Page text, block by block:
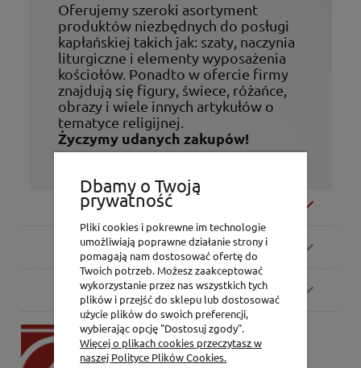
Oferujemy szeroki asortyment
produktów niezbędnych do posługi
kapłańskiej takich jak: szaty, naczynia
liturgiczne i elementy wyposażenia
kościołów. Ponadto w ofercie firmy
znajdują się figury, świece, różańce,
obrazy i wiele innych artykułów o
tematyce religijnej.
Życzymy udanych zakupów!
Moje konto
Zamówienia
Pomoc
P.H. Jakóbczak
Dorota Jakóbczak
Dbamy o Twoją
prywatność
Pliki cookies i pokrewne im technologie
umożliwiają poprawne działanie strony i
pomagają nam dostosować ofertę do
Twoich potrzeb. Możesz zaakceptować
wykorzystanie przez nas wszystkich tych
plików i przejść do sklepu lub dostosować
użycie plików do swoich preferencji,
wybierając opcję "Dostosuj zgody".
Więcej o plikach cookies przeczytasz w
naszej Polityce Plików Cookies.